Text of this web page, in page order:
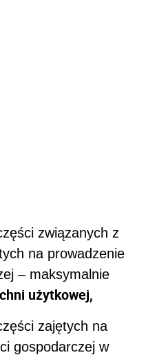
związanych z
na prowadzenie
– maksymalnie
użytkowej,
zajętych na
gospodarczej w